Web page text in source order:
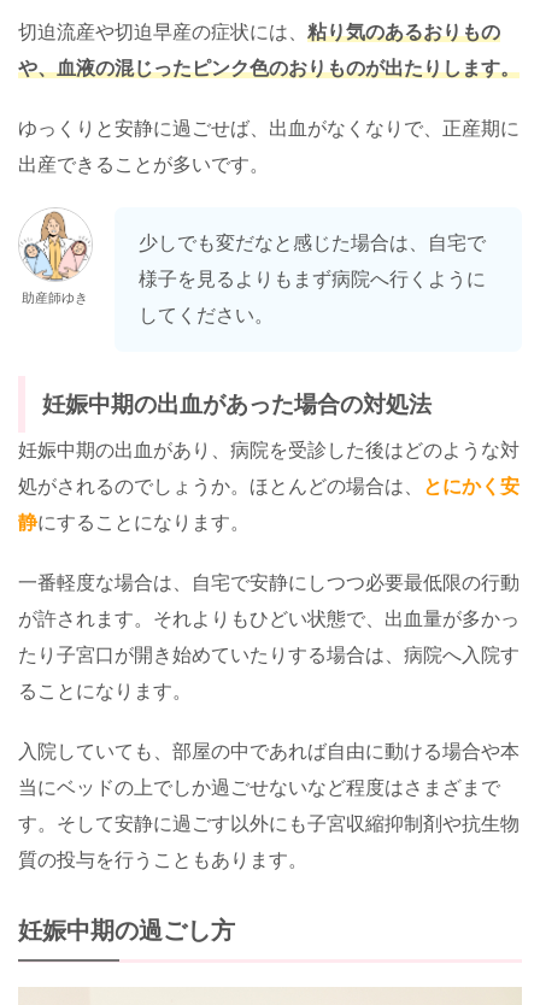
切迫流産や切迫早産の症状には、 粘り気のあるおりもの
や、血液の混じったピンク色のおりものが出たりします。
ゆっくりと安静に過ごせば、出血がなくなりで、正産期に
出産できることが多いです。
助産師ゆき
少しでも変だなと感じた場合は、自宅で
様子を見るよりもまず病院へ行くように
してください。
妊娠中期の出血があった場合の対処法
妊娠中期の出血があり、病院を受診した後はどのような対
処がされるのでしょうか。ほとんどの場合は、
とにかく安
静にすることになります。
一番軽度な場合は、自宅で安静にしつつ必要最低限の行動
が許されます。それよりもひどい状態で、出血量が多かっ
たり子宮口が開き始めていたりする場合は、病院へ入院す
ることになります。
入院していても、部屋の中であれば自由に動ける場合や本
当にベッドの上でしか過ごせないなど程度はさまざまで
す。そして安静に過ごす以外にも子宮収縮抑制剤や抗生物
質の投与を行うこともあります。
妊娠中期の過ごし方